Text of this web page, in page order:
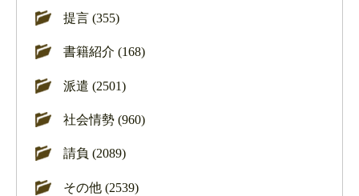
提言 (355)
書籍紹介 (168)
派遣 (2501)
社会情勢 (960)
請負 (2089)
その他 (2539)